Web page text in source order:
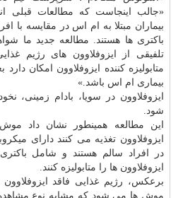
«جالب اینجاست که مطالعات قبلی
بیماران مبتلا به ام اس در مقایسه با
باکتری ها هستند. مطالعه جدید ما
تلفیقی از ایزوفلاوون های رژیم
متابولیزه کننده ایزوفلاوون امکان
بیماری ام اس باشد.»
ایزوفلاوون در سویا، بادام زمینی،
شود.
این مطالعه همینطور نشان داد
ایزوفلاوون تغذیه می کنند دارای
در افراد سالم هستند و شامل
ایزوفلاوون ها را متابولیزه کنند.
برعکس، رژیم غذایی فاقد
موش ها می شود که مشابه نوع مشاهده